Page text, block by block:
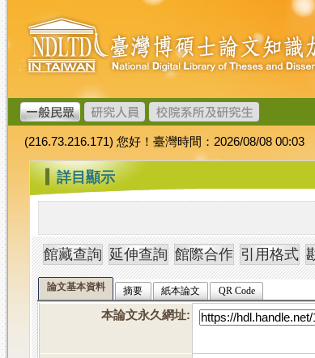
跳
到
主
要
內
容
臺
灣
博
碩
士
論
文
加
值
系
統
(216.73.216.171) 您好！臺灣時間：2026/08/08 00:03
::: 詳目顯示
論文基本資料 摘要 紙本論文 QR Code
本論文永久網址: